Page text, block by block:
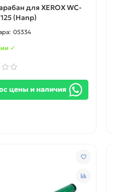
для XEROX WC-
(Hanp)
05334
✓
цены и наличия